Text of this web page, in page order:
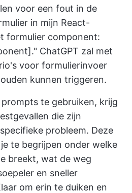
voor een fout in de
in mijn React-
formulier component:
ChatGPT zal met
voor formulierinvoer
kunnen triggeren.
te gebruiken, krijg
die zijn
probleem. Deze
te begrijpen onder welke
breekt, wat de weg
en sneller
om erin te duiken en